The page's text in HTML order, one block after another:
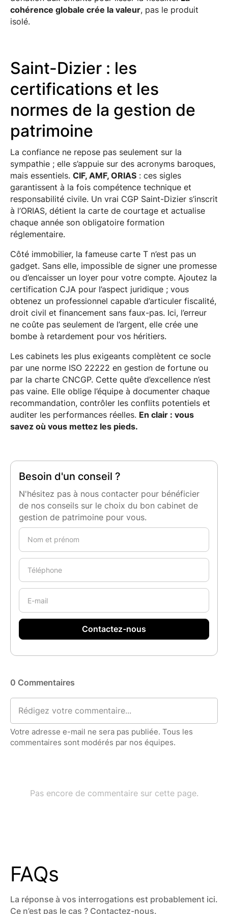
cohérence globale crée la valeur, pas le produit
isolé.
Saint-Dizier : les
certifications et les
normes de la gestion de
patrimoine
La confiance ne repose pas seulement sur la
sympathie ; elle s’appuie sur des acronyms baroques,
mais essentiels. CIF, AMF, ORIAS: ces sigles
garantissent à la fois compétence technique et
responsabilité civile. Un vrai CGP Saint-Dizier s’inscrit
à l’ORIAS, détient la carte de courtage et actualise
chaque année son obligatoire formation
réglementaire.
Côté immobilier, la fameuse carte T n’est pas un
gadget. Sans elle, impossible de signer une promesse
ou d’encaisser un loyer pour votre compte. Ajoutez la
certification CJA pour l’aspect juridique ; vous
obtenez un professionnel capable d’articuler fiscalité,
droit civil et financement sans faux-pas. Ici, l’erreur
ne coûte pas seulement de l’argent, elle crée une
bombe à retardement pour vos héritiers.
Les cabinets les plus exigeants complètent ce socle
par une norme ISO 22222 en gestion de fortune ou
par la charte CNCGP. Cette quête d’excellence n’est
pas vaine. Elle oblige l’équipe à documenter chaque
recommandation, contrôler les conflits potentiels et
auditer les performances réelles. En clair : vous
savez où vous mettez les pieds.
Besoin d'un conseil ?
N'hésitez pas à nous contacter pour bénéficier
de nos conseils sur le choix du bon cabinet de
gestion de patrimoine pour vous.
FAQs
La réponse à vos interrogations est probablement ici.
Ce n’est pas le cas ? Contactez-nous.